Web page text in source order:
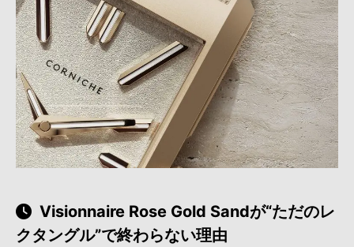
Visionnaire Rose Gold Sandが“ただのレ
クタングル”で終わらない理由